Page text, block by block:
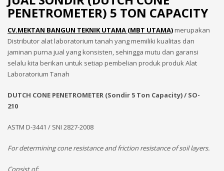
PENETROMETER) 5 TON CAPACITY
CV.MEKTAN BANGUN TEKNIK UTAMA (MBT UTAMA)merupakan
Distributor alat laboratorium tanah yang memiliki kualitas dan
jaminan purna jual yang konsisten, sehingga mutu dan garansi
selalu kita berikan untuk setiap pembelian produk produk Alat
Laboratorium Tanah
DUTCH CONE PENETROMETER (Sondir 5 Ton Capacity) / SO-
210
ASTM D-3441 / SNI 2827-2008
For determining cone resistance and friction resistance of soil layers.
Consist of: